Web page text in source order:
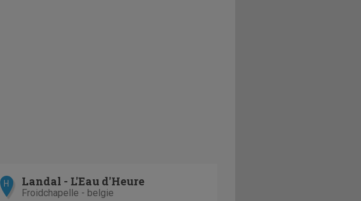
H Landal - L'Eau d'Heure
Froidchapelle - belgie